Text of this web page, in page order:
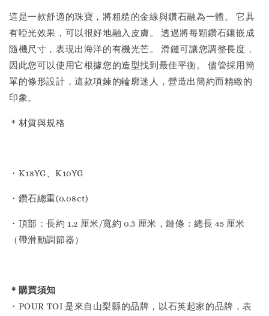
這是一款舒適的珠寶，將粗糙的金線與鑽石融為一體。 它具
有啞光效果，可以很好地融入皮膚。 透過將每顆鑽石鑲嵌成
隨機尺寸，表現出海洋的有機光芒。 滑鏈可讓您調整長度，
因此您可以使用它根據您的造型找到最佳平衡。 儘管採用簡
單的條形設計，這款項鍊的輪廓迷人，營造出簡約而精緻的
印象。
＊材質與規格
・K18YG、K10YG
・鑽石總重(0.08ct)
・頂部：長約 1.2 厘米/寬約 0.3 厘米，鏈條：總長 45 厘米
（帶滑動調節器）
＊購買須知
・POUR TOI 是來自山梨縣的品牌，以石英起家的品牌，表